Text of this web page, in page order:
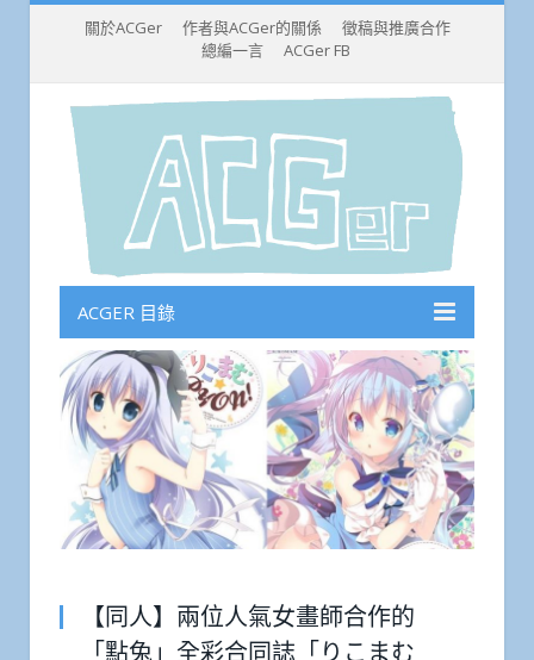
關於ACGer 作者與ACGer的關係
徵稿與推廣合作
總編一言
ACGer FB
ACGER 目錄
【同人】兩位人氣女畫師合作的
「點兔」全彩合同誌「りこまむ